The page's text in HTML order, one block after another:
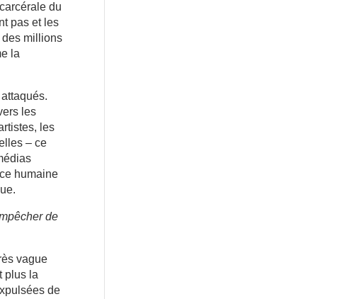
du
pas et les
des millions
la
les
les
– ce
humaine
de
vague
plus la
de